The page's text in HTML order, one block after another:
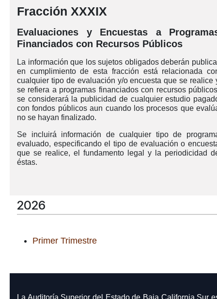
Fracción XXXIX
Evaluaciones y Encuestas a
Financiados con Recursos Públicos
La información que los sujetos obligados deberán
en cumplimiento de esta fracción está relacionada
cualquier tipo de evaluación y/o encuesta que se realice
se refiera a programas financiados con recursos
se considerará la publicidad de cualquier estudio
con fondos públicos aun cuando los procesos que
no se hayan finalizado.
Se incluirá información de cualquier tipo de
evaluado, especificando el tipo de evaluación o
que se realice, el fundamento legal y la periodicidad
éstas.
2026
Primer Trimestre